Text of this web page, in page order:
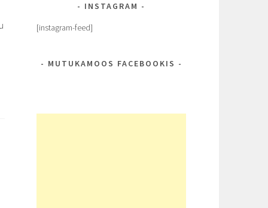
INSTAGRAM
[instagram-feed]
MUTUKAMOOS FACEBOOKIS